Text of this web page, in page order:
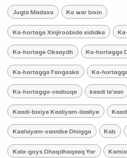
Jugta Madaxa Ka war bixin
Ka-hortaga Xinjiroobida xididka
Ka-hortage Oksaydh Ka-hortagga
Ka-hortagga Fangaska Ka-
Ka-hortagga-caabuqa kaadi la’aan
Kaadi-bixiye Kaaliyam-ilaaliye
Kaalsiyam-xannibe Dhiigga Kab
Kala-goys Dhaqdhaqaaq Yar